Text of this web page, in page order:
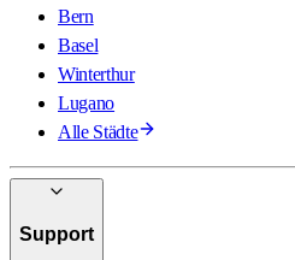
Bern
Basel
Winterthur
Lugano
Alle Städte
Support